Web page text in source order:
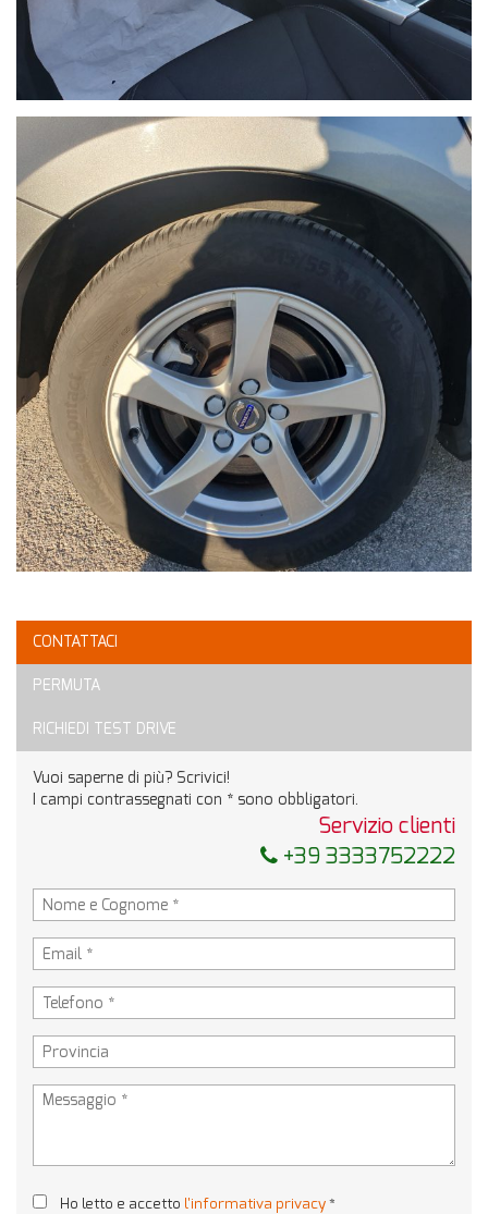
CONTATTACI
PERMUTA
RICHIEDI TEST DRIVE
Vuoi saperne di più? Scrivici!
I campi contrassegnati con * sono obbligatori.
Servizio clienti
+39 3333752222
Ho letto e accetto l'informativa privacy*